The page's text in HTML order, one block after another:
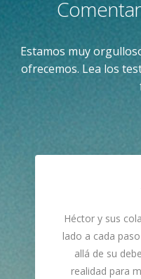
Estamos muy
ofrecemos. Lea los
Héctor y sus
lado a cada
allá de su
realidad para